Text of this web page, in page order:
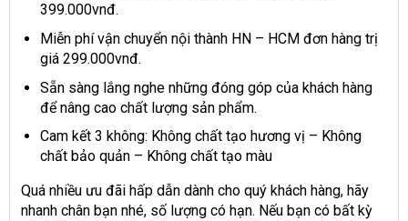
399.000vnđ.
Miễn phí vận chuyển nội thành HN – HCM đơn hàng trị
giá 299.000vnđ.
Sẵn sàng lắng nghe những đóng góp của khách hàng
để nâng cao chất lượng sản phẩm.
Cam kết 3 không: Không chất tạo hương vị – Không
chất bảo quản – Không chất tạo màu
Quá nhiều ưu đãi hấp dẫn dành cho quý khách hàng, hãy
nhanh chân bạn nhé, số lượng có hạn. Nếu bạn có bất kỳ